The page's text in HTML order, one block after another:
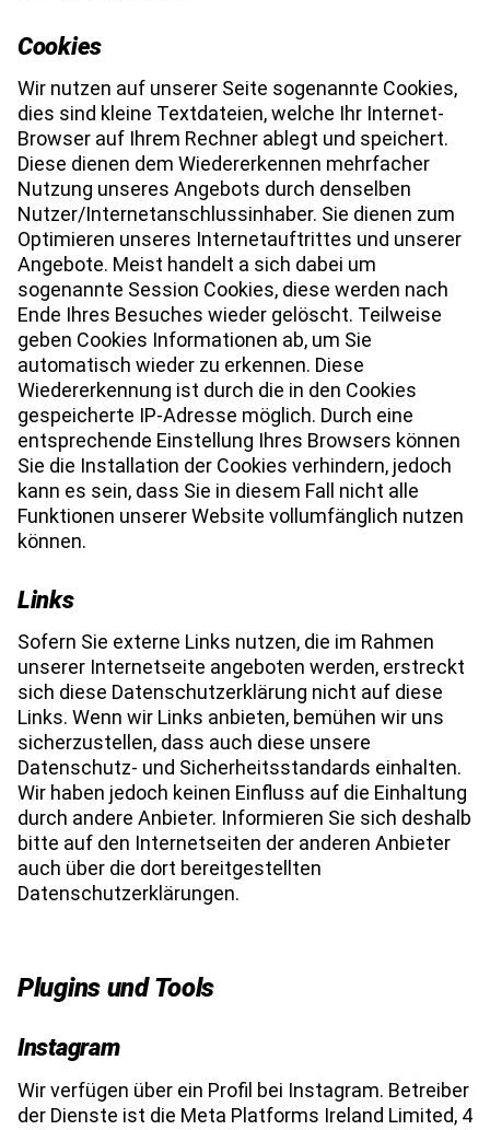
Cookies
Wir nutzen auf unserer Seite sogenannte Cookies,
dies sind kleine Textdateien, welche Ihr Internet-
Browser auf Ihrem Rechner ablegt und speichert.
Diese dienen dem Wiedererkennen mehrfacher
Nutzung unseres Angebots durch denselben
Nutzer/Internetanschlussinhaber. Sie dienen zum
Optimieren unseres Internetauftrittes und unserer
Angebote. Meist handelt a sich dabei um
sogenannte Session Cookies, diese werden nach
Ende Ihres Besuches wieder gelöscht. Teilweise
geben Cookies Informationen ab, um Sie
automatisch wieder zu erkennen. Diese
Wiedererkennung ist durch die in den Cookies
gespeicherte IP-Adresse möglich. Durch eine
entsprechende Einstellung Ihres Browsers können
Sie die Installation der Cookies verhindern, jedoch
kann es sein, dass Sie in diesem Fall nicht alle
Funktionen unserer Website vollumfänglich nutzen
können.
Links
Sofern Sie externe Links nutzen, die im Rahmen
unserer Internetseite angeboten werden, erstreckt
sich diese Datenschutzerklärung nicht auf diese
Links. Wenn wir Links anbieten, bemühen wir uns
sicherzustellen, dass auch diese unsere
Datenschutz- und Sicherheitsstandards einhalten.
Wir haben jedoch keinen Einfluss auf die Einhaltung
durch andere Anbieter. Informieren Sie sich deshalb
bitte auf den Internetseiten der anderen Anbieter
auch über die dort bereitgestellten
Datenschutzerklärungen.
Plugins und Tools
Instagram
Wir verfügen über ein Profil bei Instagram. Betreiber
der Dienste ist die Meta Platforms Ireland Limited, 4